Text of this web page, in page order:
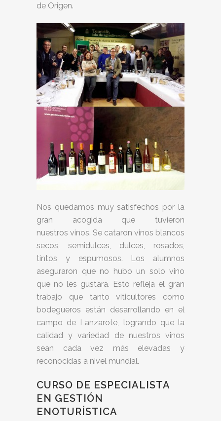
de Origen.
Nos quedamos muy satisfechos por la
gran acogida que tuvieron
nuestros vinos. Se cataron vinos blancos
secos, semidulces, dulces, rosados,
tintos y espumosos. Los alumnos
aseguraron que no hubo un solo vino
que no les gustara. Esto refleja el gran
trabajo que tanto viticultores como
bodegueros están desarrollando en el
campo de Lanzarote, logrando que la
calidad y variedad de nuestros vinos
sean cada vez más elevadas y
reconocidas a nivel mundial.
CURSO DE ESPECIALISTA
EN GESTIÓN
ENOTURÍSTICA